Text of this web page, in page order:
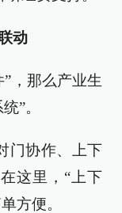
动
，那么产业生
”。
门协作、上下
这里，“上下
方便。